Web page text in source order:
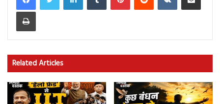
Print
Related Articles